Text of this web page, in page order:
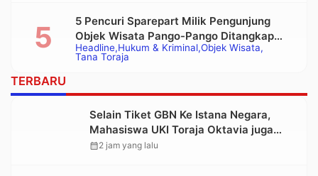
Headline Hukum & Kriminal Objek Wisata
Tana Toraja
5 Pencuri Sparepart Milik Pengunjung
Objek Wisata Pango-Pango Ditangkap
Polisi
TERBARU
Selain Tiket GBN Ke Istana Negara,
Mahasiswa UKI Toraja Oktavia juga
Lolos ke Pekan Seni Mahasiswa
calendar_month2 jam yang lalu